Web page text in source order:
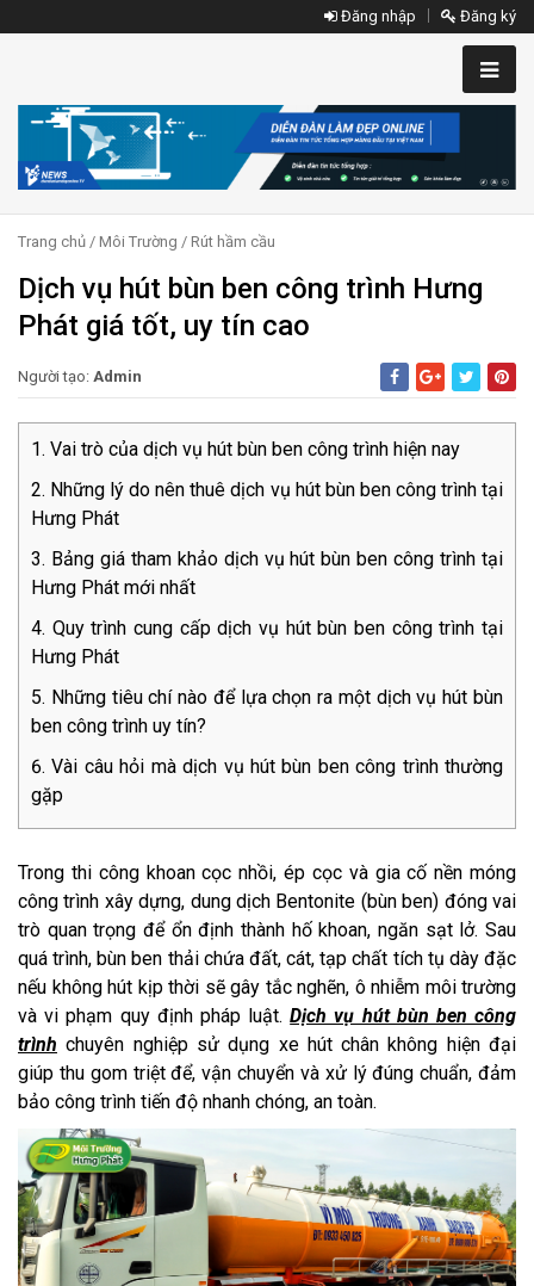
Đăng nhập Đăng ký
Trang chủ / Môi Trường / Rút hầm cầu
Dịch vụ hút bùn ben công trình Hưng
Phát giá tốt, uy tín cao
Người tạo: Admin
Vai trò của dịch vụ hút bùn ben công trình hiện nay
Những lý do nên thuê dịch vụ hút bùn ben công trình tại
Hưng Phát
Bảng giá tham khảo dịch vụ hút bùn ben công trình tại
Hưng Phát mới nhất
Quy trình cung cấp dịch vụ hút bùn ben công trình tại
Hưng Phát
Những tiêu chí nào để lựa chọn ra một dịch vụ hút bùn
ben công trình uy tín?
Vài câu hỏi mà dịch vụ hút bùn ben công trình thường
gặp
Trong thi công khoan cọc nhồi, ép cọc và gia cố nền móng
công trình xây dựng, dung dịch Bentonite (bùn ben) đóng vai
trò quan trọng để ổn định thành hố khoan, ngăn sạt lở. Sau
quá trình, bùn ben thải chứa đất, cát, tạp chất tích tụ dày đặc
nếu không hút kịp thời sẽ gây tắc nghẽn, ô nhiễm môi trường
và vi phạm quy định pháp luật.Dịch vụ hút bùn ben công
trình chuyên nghiệp sử dụng xe hút chân không hiện đại
giúp thu gom triệt để, vận chuyển và xử lý đúng chuẩn, đảm
bảo công trình tiến độ nhanh chóng, an toàn.